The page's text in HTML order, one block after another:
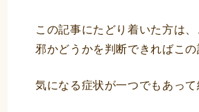
この記事にたどり着いた方は
邪かどうかを判断できればこ
気になる症状が一つでもあっ